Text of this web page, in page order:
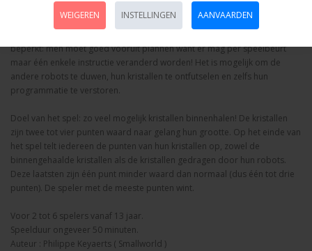
In Twin Tin Bots controleert elke speler twee ophaalrobots en probeert
zo veel mogelijk kristallen naar zijn basis te halen. De robots worden
beperkt: men moet goed vooruit plannen want er mag per speelbeurt
maar één enkele instructie veranderd worden! Het is mogelijk om de
andere robots te duwen, hun kristallen te ontfutselen en zelfs hun
programmatie te verstoren.
Doel van het spel: zo veel mogelijk kristallen binnenhalen! De kristallen
zijn twee tot vier punten waard naar gelang hun grootte. Op het einde van
het spel telt iedereen de punten van hun kristallen op, zowel de
binnengehaalde kristallen als de kristallen gedragen door hun robots.
Deze laatsten zijn één punt minder waard dan normaal (dus één tot drie
punten). De speler met de meeste punten wint.
Voor 2 tot 6 spelers vanaf 13 jaar.
Speelduur ongeveer 50 minuten.
Auteur : Philippe Keyaerts ( Smallworld )
WEIGEREN INSTELLINGEN AANVAARDEN